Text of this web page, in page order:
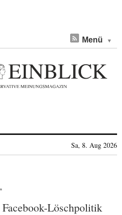
Menü
Sa, 8. Aug 2026
Löschpolitik